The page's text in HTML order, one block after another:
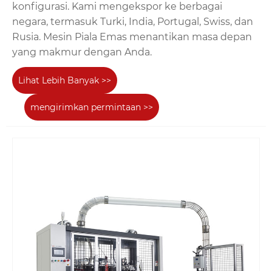
konfigurasi. Kami mengekspor ke berbagai
negara, termasuk Turki, India, Portugal, Swiss, dan
Rusia. Mesin Piala Emas menantikan masa depan
yang makmur dengan Anda.
Lihat Lebih Banyak >>
mengirimkan permintaan >>